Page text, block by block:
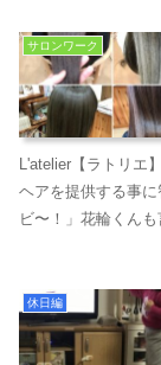
サロンワーク
L'atelier【ラトリエ
ヘアを提供する事
ビ〜！」花輪くん
休日編